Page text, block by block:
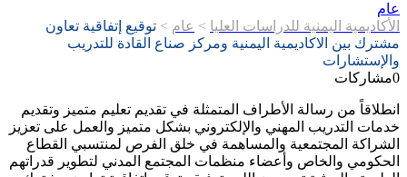
عام
الأكاديمية اليمنية للدراسات العليا > عام > توقيع إتفاقية تعاون
مشترك بين الاكاديمية اليمنية ومركز صناع القادة للتدريب
والإستشارات
0مشاركات
انطلاقاً من رسالة الأطراف المتمثلة في تقديم تعليم متميز وتقديم
خدمات التدريب المهني والإلكتروني بشكل متميز والعمل على تعزيز
الشراكة المجتمعية والمساهمة في خلق الفرص لمنتسبي القطاع
الحكومي والخاص وأعضاء منظمات المجتمع المدني لتطوير قدراتهم